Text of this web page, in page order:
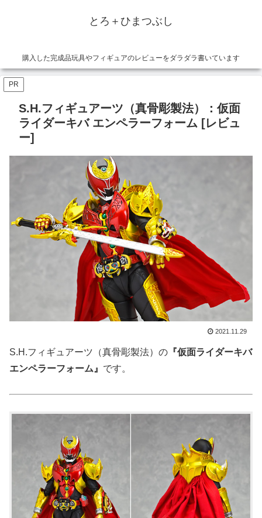
とろ＋ひまつぶし
購入した完成品玩具やフィギュアのレビューをダラダラ書いています
PR
S.H.フィギュアーツ（真骨彫製法）：仮面
ライダーキバ エンペラーフォーム [レビュ
ー]
2021.11.29
S.H.フィギュアーツ（真骨彫製法）の 『仮面ライダーキバ
エンペラーフォーム』 です。